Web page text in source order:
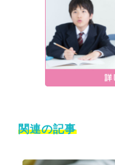
関連の記事